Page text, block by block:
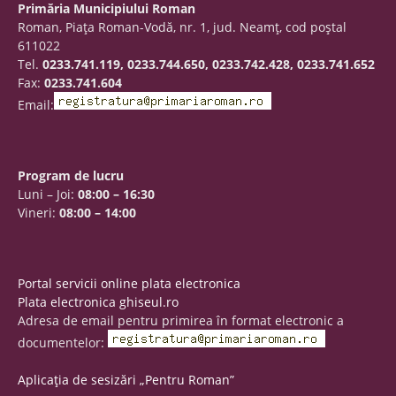
Primăria Municipiului Roman
Roman, Piaţa Roman-Vodă, nr. 1, jud. Neamţ, cod poştal
611022
Tel. 0233.741.119, 0233.744.650, 0233.742.428, 0233.741.652
Fax: 0233.741.604
Email:
Program de lucru
Luni – Joi: 08:00 – 16:30
Vineri: 08:00 – 14:00
Portal servicii online plata electronica
Plata electronica ghiseul.ro
Adresa de email pentru primirea în format electronic a
documentelor:
Aplicația de sesizări „Pentru Roman”